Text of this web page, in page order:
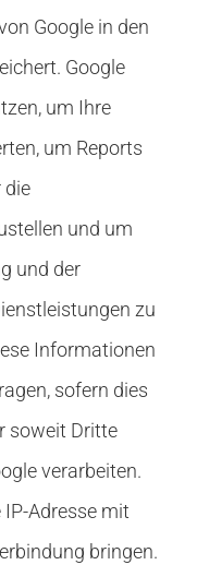
Google in den
Google
um Ihre
um Reports
die
und um
und der
zu
Informationen
sofern dies
soweit Dritte
verarbeiten.
Adresse mit
bringen.